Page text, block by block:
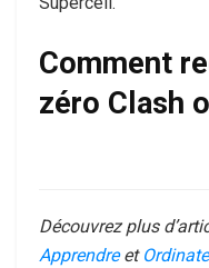
Comment
zéro Clash
Découvrez plus
Apprendreet